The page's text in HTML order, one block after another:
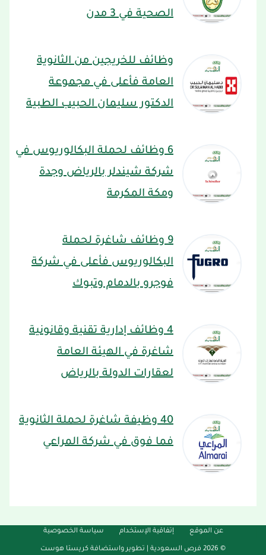
الصحية في 3 مدن
وظائف للخريجين من الثانوية
العامة فأعلى في مجموعة
الدكتور سليمان الحبيب الطبية
6 وظائف لحملة البكالوريوس في
شركة شيندلر بالرياض وجدة
ومكة المكرمة
9 وظائف شاغرة لحملة
البكالوريوس فأعلى في شركة
فوجرو بالدمام وتبوك
4 وظائف إدارية تقنية وقانونية
شاغرة في الهيئة العامة
لعقارات الدولة بالرياض
40 وظيفة شاغرة لحملة الثانوية
فما فوق في شركة المراعي
عن الموقع إتفاقية الإستخدام سياسة الخصوصية
© 2026 فرص السعودية | تطوير واستضافة كريستا هوست